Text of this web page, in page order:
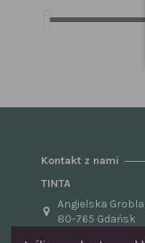
Kontakt z nami
TINTA
Angielska
80-765 Gdańsk